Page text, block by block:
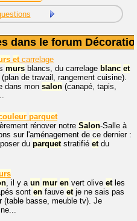
dans le forum
etcarrelage
murs blancs, du carrelage blanc et
(plan de travail, rangement cuisine).
dans mon salon (canapé, tapis,
parquet
rénover notre Salon-Salle à
sur l'aménagement de ce dernier :
du parquetstratifié etdu
, il y a un mur en vert olive etles
sont en fauve etje ne sais pas
(table basse, meuble tv). Je